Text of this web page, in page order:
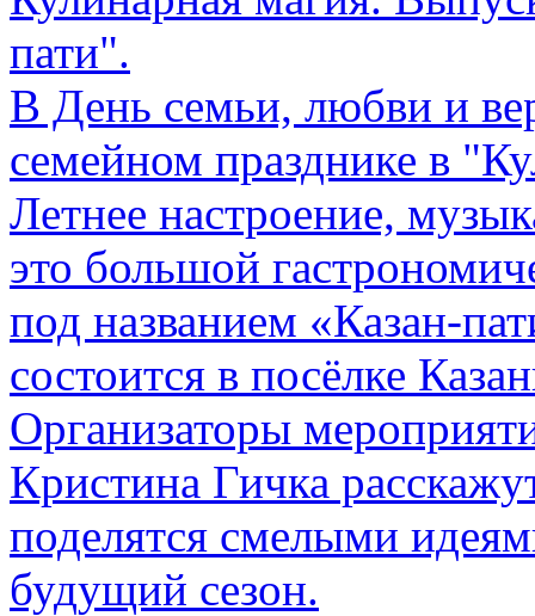
пати".
В День семьи, любви и
семейном празднике в
Летнее настроение,
это большой
под названием «Казан-
состоится в посёлке
Организаторы
Кристина Гичка
поделятся смелыми
будущий сезон.